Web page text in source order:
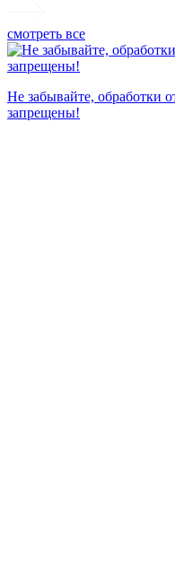
смотреть все
Не забывайте, обработки
запрещены!